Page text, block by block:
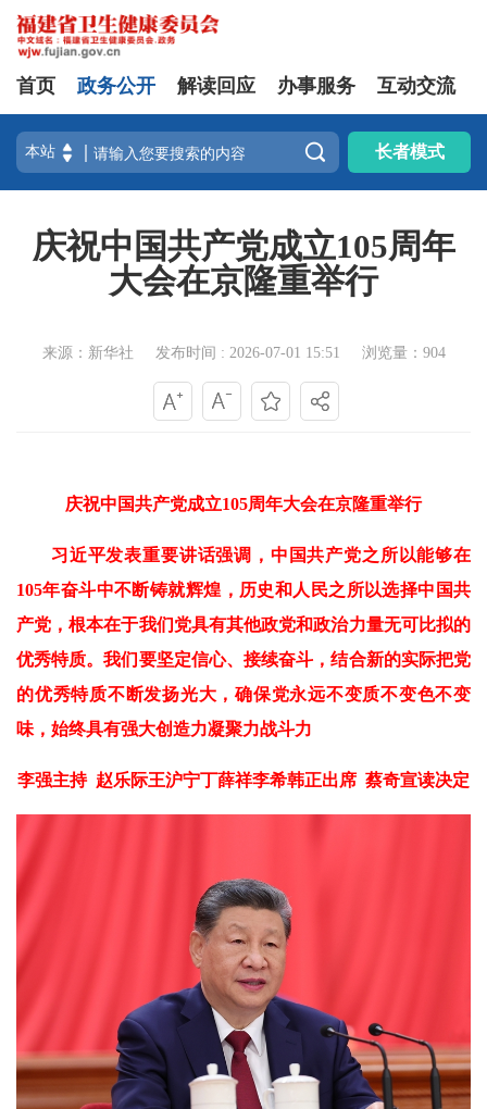
首页 政务公开 解读回应 办事服务 互动交流
 长者模式
庆祝中国共产党成立105周年
大会在京隆重举行
来源：新华社 发布时间 : 2026-07-01 15:51 浏览量：904
庆祝中国共产党成立105周年大会在京隆重举行
习近平发表重要讲话强调，中国共产党之所以能够在
105年奋斗中不断铸就辉煌，历史和人民之所以选择中国共
产党，根本在于我们党具有其他政党和政治力量无可比拟的
优秀特质。我们要坚定信心、接续奋斗，结合新的实际把党
的优秀特质不断发扬光大，确保党永远不变质不变色不变
味，始终具有强大创造力凝聚力战斗力
李强主持 赵乐际王沪宁丁薛祥李希韩正出席 蔡奇宣读决定